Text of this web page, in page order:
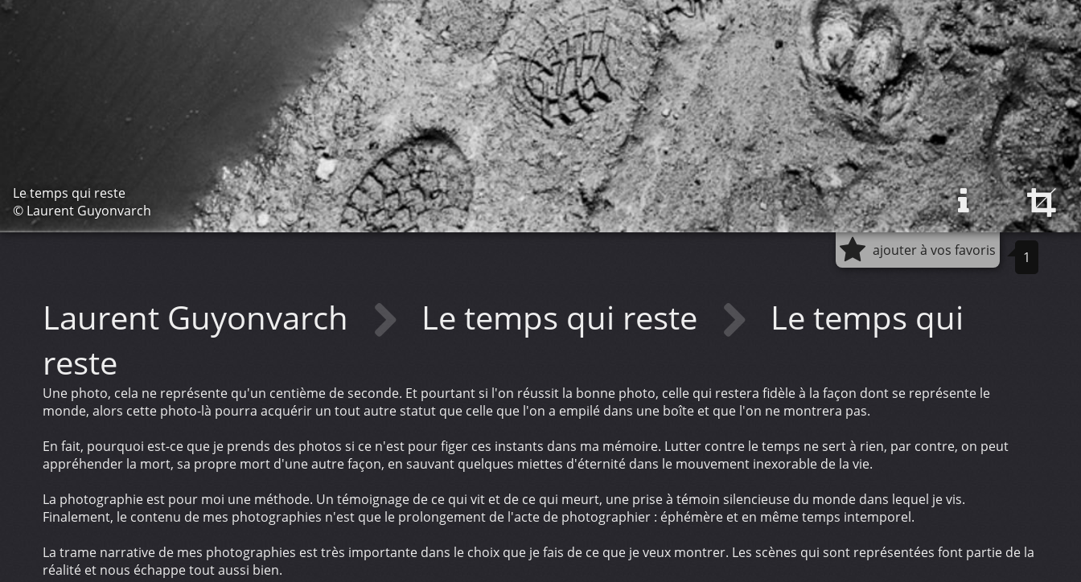
Le temps qui reste
© Laurent Guyonvarch
ajouter à vos favoris 1
Laurent Guyonvarch Le temps qui reste
Le temps qui
reste
Une photo, cela ne représente qu'un centième de seconde. Et pourtant si l'on réussit la bonne photo, celle qui restera fidèle à la façon dont se représente le
monde, alors cette photo-là pourra acquérir un tout autre statut que celle que l'on a empilé dans une boîte et que l'on ne montrera pas.
En fait, pourquoi est-ce que je prends des photos si ce n'est pour figer ces instants dans ma mémoire. Lutter contre le temps ne sert à rien, par contre, on peut
appréhender la mort, sa propre mort d'une autre façon, en sauvant quelques miettes d'éternité dans le mouvement inexorable de la vie.
La photographie est pour moi une méthode. Un témoignage de ce qui vit et de ce qui meurt, une prise à témoin silencieuse du monde dans lequel je vis.
Finalement, le contenu de mes photographies n'est que le prolongement de l'acte de photographier : éphémère et en même temps intemporel.
La trame narrative de mes photographies est très importante dans le choix que je fais de ce que je veux montrer. Les scènes qui sont représentées font partie de la
réalité et nous échappe tout aussi bien.